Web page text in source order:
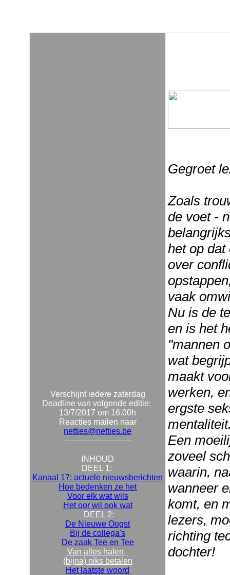
Verschijnt iedere zaterdag
Deadline van volgende editie:
13/7/2017 om 16.00h
Reacties mailen naar
netties@netties.be
INHOUD
DEEL 1:
Kanaal 17: actuele nieuwsberichten
Hoe bedenken ze het
Voor elk wat wils
Het oor wil ook wat
DEEL 2:
De Nieuwe Oogst
Bij de collega's
De zaak Tee en Tee
Van alles halen,
(bijna) niks betalen
Het laatste woord
Gegroet
Zoals
de voet -
het op
over
vaak
Nu is de
en is het
"mannen
wat
maakt
werken,
ergste
Een
zoveel
waarin,
wanneer
komt, en
lezers,
richting
dochter!